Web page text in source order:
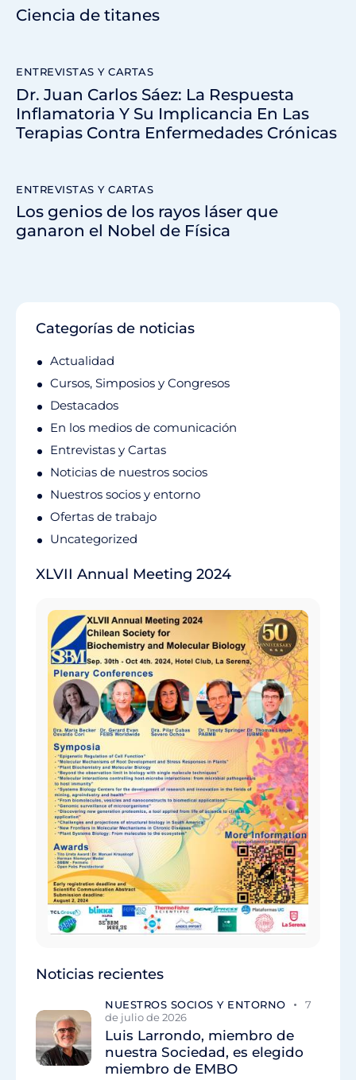
Ciencia de titanes
ENTREVISTAS Y CARTAS
Dr. Juan Carlos Sáez: La Respuesta
Inflamatoria Y Su Implicancia En Las
Terapias Contra Enfermedades Crónicas
ENTREVISTAS Y CARTAS
Los genios de los rayos láser que
ganaron el Nobel de Física
Categorías de noticias
Actualidad
Cursos, Simposios y Congresos
Destacados
En los medios de comunicación
Entrevistas y Cartas
Noticias de nuestros socios
Nuestros socios y entorno
Ofertas de trabajo
Uncategorized
XLVII Annual Meeting 2024
Noticias recientes
NUESTROS SOCIOS Y ENTORNO
7
de julio de 2026
Luis Larrondo, miembro de
nuestra Sociedad, es elegido
miembro de EMBO